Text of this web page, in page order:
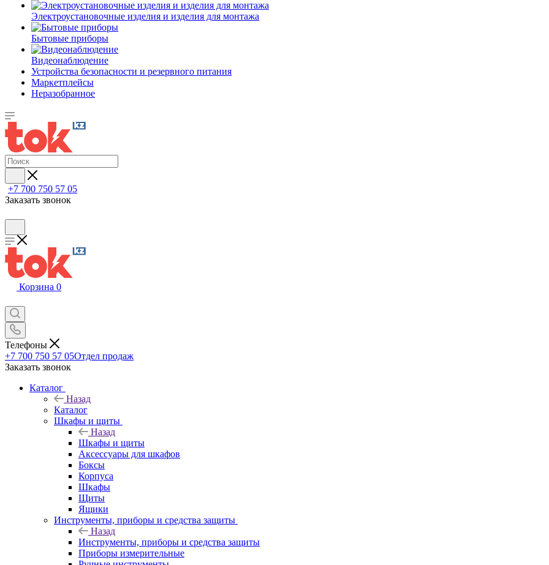
Электроустановочные изделия и изделия для монтажа
Бытовые приборы
Видеонаблюдение
Устройства безопасности и резервного питания
Маркетплейсы
Неразобранное
+7 700 750 57 05
Заказать звонок
Корзина 0
Телефоны
+7 700 750 57 05Отдел продаж
Заказать звонок
Каталог
Назад
Каталог
Шкафы и щиты
Назад
Шкафы и щиты
Аксессуары для шкафов
Боксы
Корпуса
Шкафы
Щиты
Ящики
Инструменты, приборы и средства защиты
Назад
Инструменты, приборы и средства защиты
Приборы измерительные